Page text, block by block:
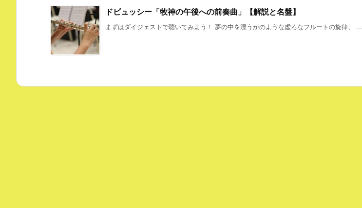
ドビュッシー「牧神の午後への前奏曲」【解説と名盤】
まずはダイジェストで聴いてみよう！ 夢の中を漂うかのような虚ろなフルートの旋律、 ...